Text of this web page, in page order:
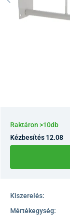
Raktáron >10db
Kézbesítés 12.08
Kiszerelés:
Mértékegység: